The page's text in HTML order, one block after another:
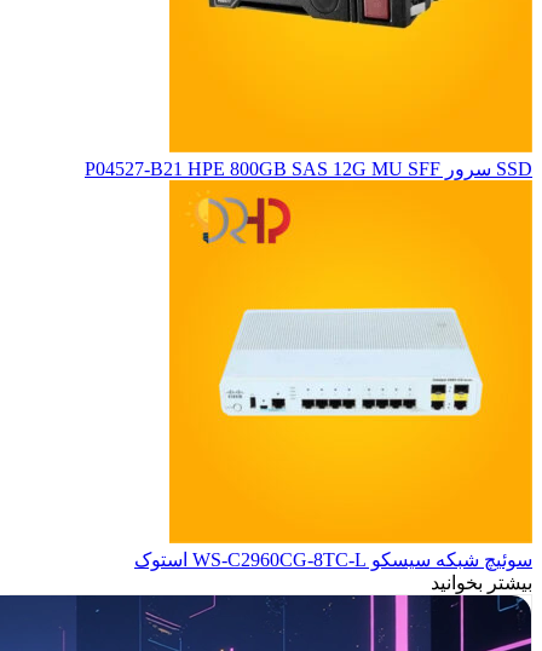
SSD سرور P04527-B21 HPE 800GB SAS 12G MU SFF
سوئیچ شبکه سیسکو WS-C2960CG-8TC-L استوک
بیشتر بخوانید